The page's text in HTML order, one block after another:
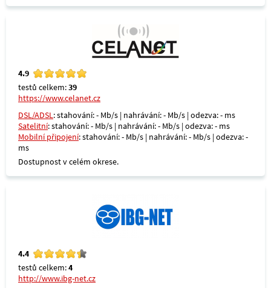
4.9
testů celkem:39
https://www.celanet.cz
DSL/ADSL: stahování: - Mb/s | nahrávání: - Mb/s | odezva: - ms
Satelitní: stahování: - Mb/s | nahrávání: - Mb/s | odezva: - ms
Mobilní připojení: stahování: - Mb/s | nahrávání: - Mb/s | odezva: -
ms
Dostupnost v celém okrese.
4.4
testů celkem:4
http://www.ibg-net.cz